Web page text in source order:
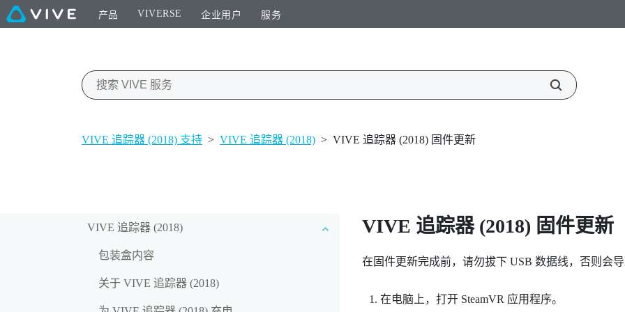
产品 VIVERSE 企业用户 服务
VIVE 追踪器 (2018) 支持 > VIVE 追踪器 (2018) > VIVE 追踪器 (2018) 固件更新
VIVE 追踪器 (2018)
包装盒内容
关于 VIVE 追踪器 (2018)
VIVE 追踪器 (2018) 固件更新
在固件更新完成前，请勿拔下 USB 数据线，否则会导
在电脑上，打开 SteamVR 应用程序。